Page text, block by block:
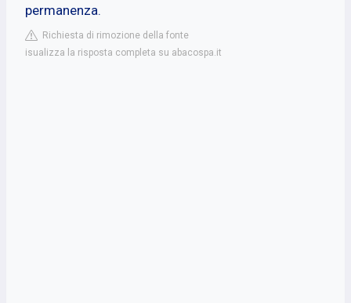
permanenza.
Richiesta di rimozione della fonte
isualizza la risposta completa su abacospa.it